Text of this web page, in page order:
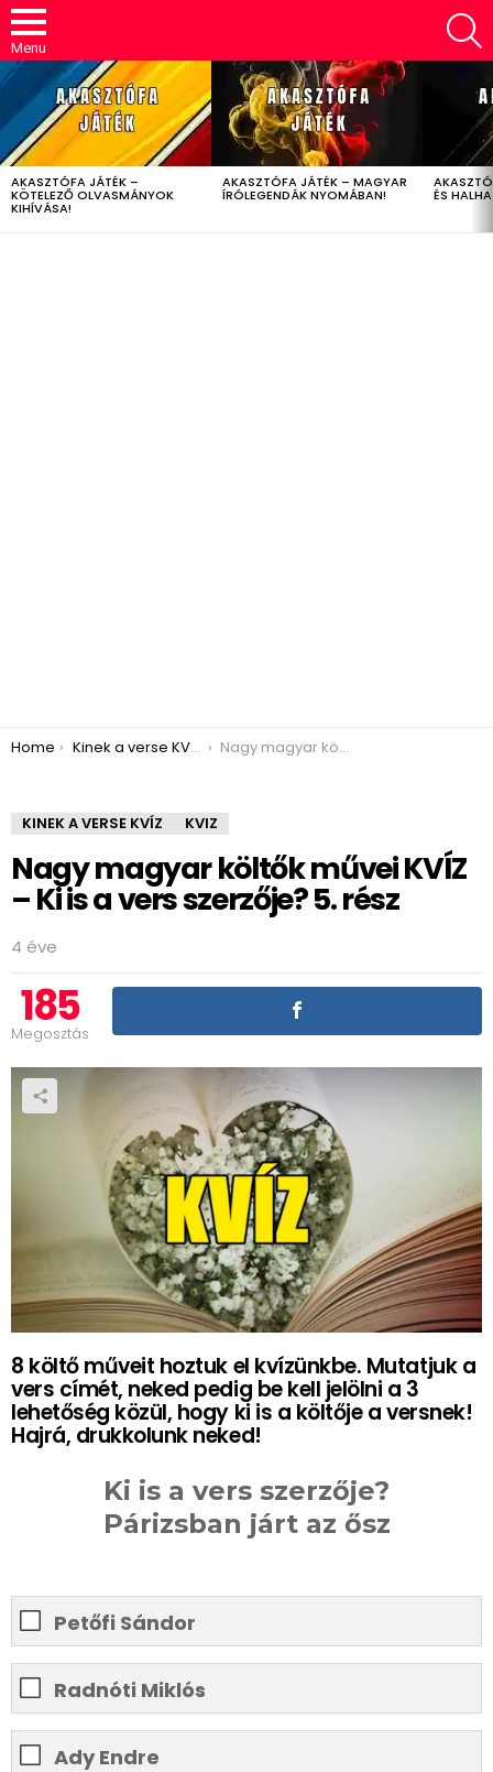
Menu
LATEST
STORIES
AKASZTÓFA JÁTÉK –
KÖTELEZŐ OLVASMÁNYOK
KIHÍVÁSA!
AKASZTÓFA JÁTÉK – MAGYAR
ÍRÓLEGENDÁK NYOMÁBAN! ÉS
You are here:
Home Kinek a verse KVÍZ Nagy magyar költők művei KVÍZ – Ki is a vers szerzője? 5. rész
KINEK A VERSE KVÍZ KVIZ
Nagy magyar költők művei KVÍZ
– Ki is a vers szerzője? 5. rész
4 éve
185
Megosztás
8 költő műveit hoztuk el kvízünkbe. Mutatjuk a
vers címét, neked pedig be kell jelölni a 3
lehetőség közül, hogy ki is a költője a versnek!
Hajrá, drukkolunk neked!
Ki is a vers szerzője?
Párizsban járt az ősz
Petőfi Sándor
Radnóti Miklós
Ady Endre